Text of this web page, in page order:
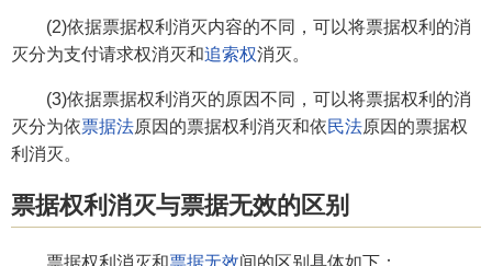
(2)依据票据权利消灭内容的不同，可以将票据权利的消
灭分为支付请求权消灭和追索权消灭。
(3)依据票据权利消灭的原因不同，可以将票据权利的消
灭分为依票据法原因的票据权利消灭和依民法原因的票据权
利消灭。
票据权利消灭与票据无效的区别
票据权利消灭和票据无效间的区别具体如下：